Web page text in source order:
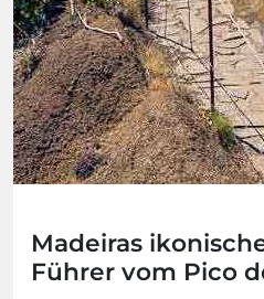
Madeiras
Führer vom Pico